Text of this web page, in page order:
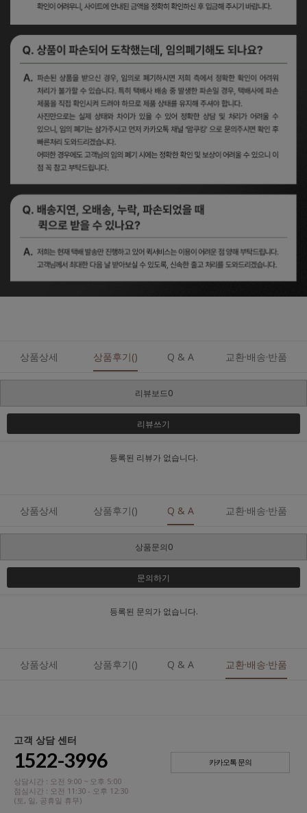
상품상세 상품후기() Q & A 교환·배송·반품
리뷰보드0
리뷰쓰기
등록된 리뷰가 없습니다.
상품상세 상품후기() Q & A 교환·배송·반품
상품문의0
문의하기
등록된 문의가 없습니다.
상품상세 상품후기() Q & A 교환·배송·반품
고객 상담 센터
1522-3996
상담시간 : 오전 9:00 ~ 오후 5:00
점심시간 : 오전 11:30 - 오후 12:30
(토, 일, 공휴일 휴무)
카카오톡 문의